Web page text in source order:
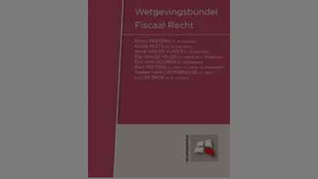
kan
gekozen
worden
op
de
productpagina